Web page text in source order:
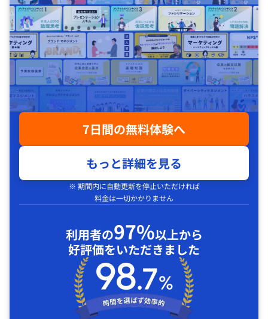
7日間の無料体験へ
もっと詳細を見る
※ 期間内に自動更新を停止いただければ
料金は一切かかりません
利用者の97%以上から
好評価をいただきました